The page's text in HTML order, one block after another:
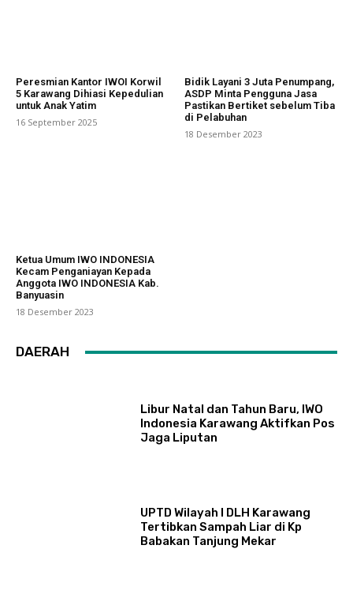
Peresmian Kantor IWOI Korwil
5 Karawang Dihiasi Kepedulian
untuk Anak Yatim
16 September 2025
Bidik Layani 3 Juta Penumpang,
ASDP Minta Pengguna Jasa
Pastikan Bertiket sebelum Tiba
di Pelabuhan
18 Desember 2023
Ketua Umum IWO INDONESIA
Kecam Penganiayan Kepada
Anggota IWO INDONESIA Kab.
Banyuasin
18 Desember 2023
DAERAH
Libur Natal dan Tahun Baru, IWO
Indonesia Karawang Aktifkan Pos
Jaga Liputan
UPTD Wilayah I DLH Karawang
Tertibkan Sampah Liar di Kp
Babakan Tanjung Mekar